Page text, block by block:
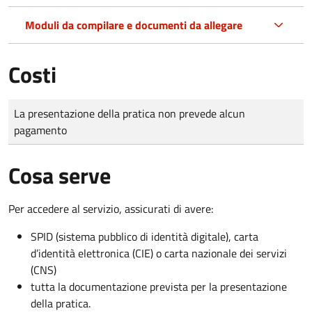
Moduli da compilare e documenti da allegare
Costi
Tipo di pagamento
Importo
La presentazione della pratica non prevede alcun
pagamento
Cosa serve
Per accedere al servizio, assicurati di avere:
SPID (sistema pubblico di identità digitale), carta
d’identità elettronica (CIE) o carta nazionale dei servizi
(CNS)
tutta la documentazione prevista per la presentazione
della pratica.